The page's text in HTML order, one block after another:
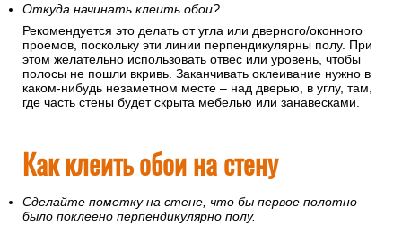
Откуда начинать клеить обои?
Рекомендуется это делать от угла или дверного/оконного
проемов, поскольку эти линии перпендикулярны полу. При
этом желательно использовать отвес или уровень, чтобы
полосы не пошли вкривь. Заканчивать оклеивание нужно в
каком-нибудь незаметном месте – над дверью, в углу, там,
где часть стены будет скрыта мебелью или занавесками.
Как клеить обои на стену
Сделайте пометку на стене, что бы первое полотно
было поклеено перпендикулярно полу.